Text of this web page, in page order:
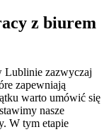
z biurem
Lublinie zazwyczaj
zapewniają
warto umówić się
nasze
W tym etapie